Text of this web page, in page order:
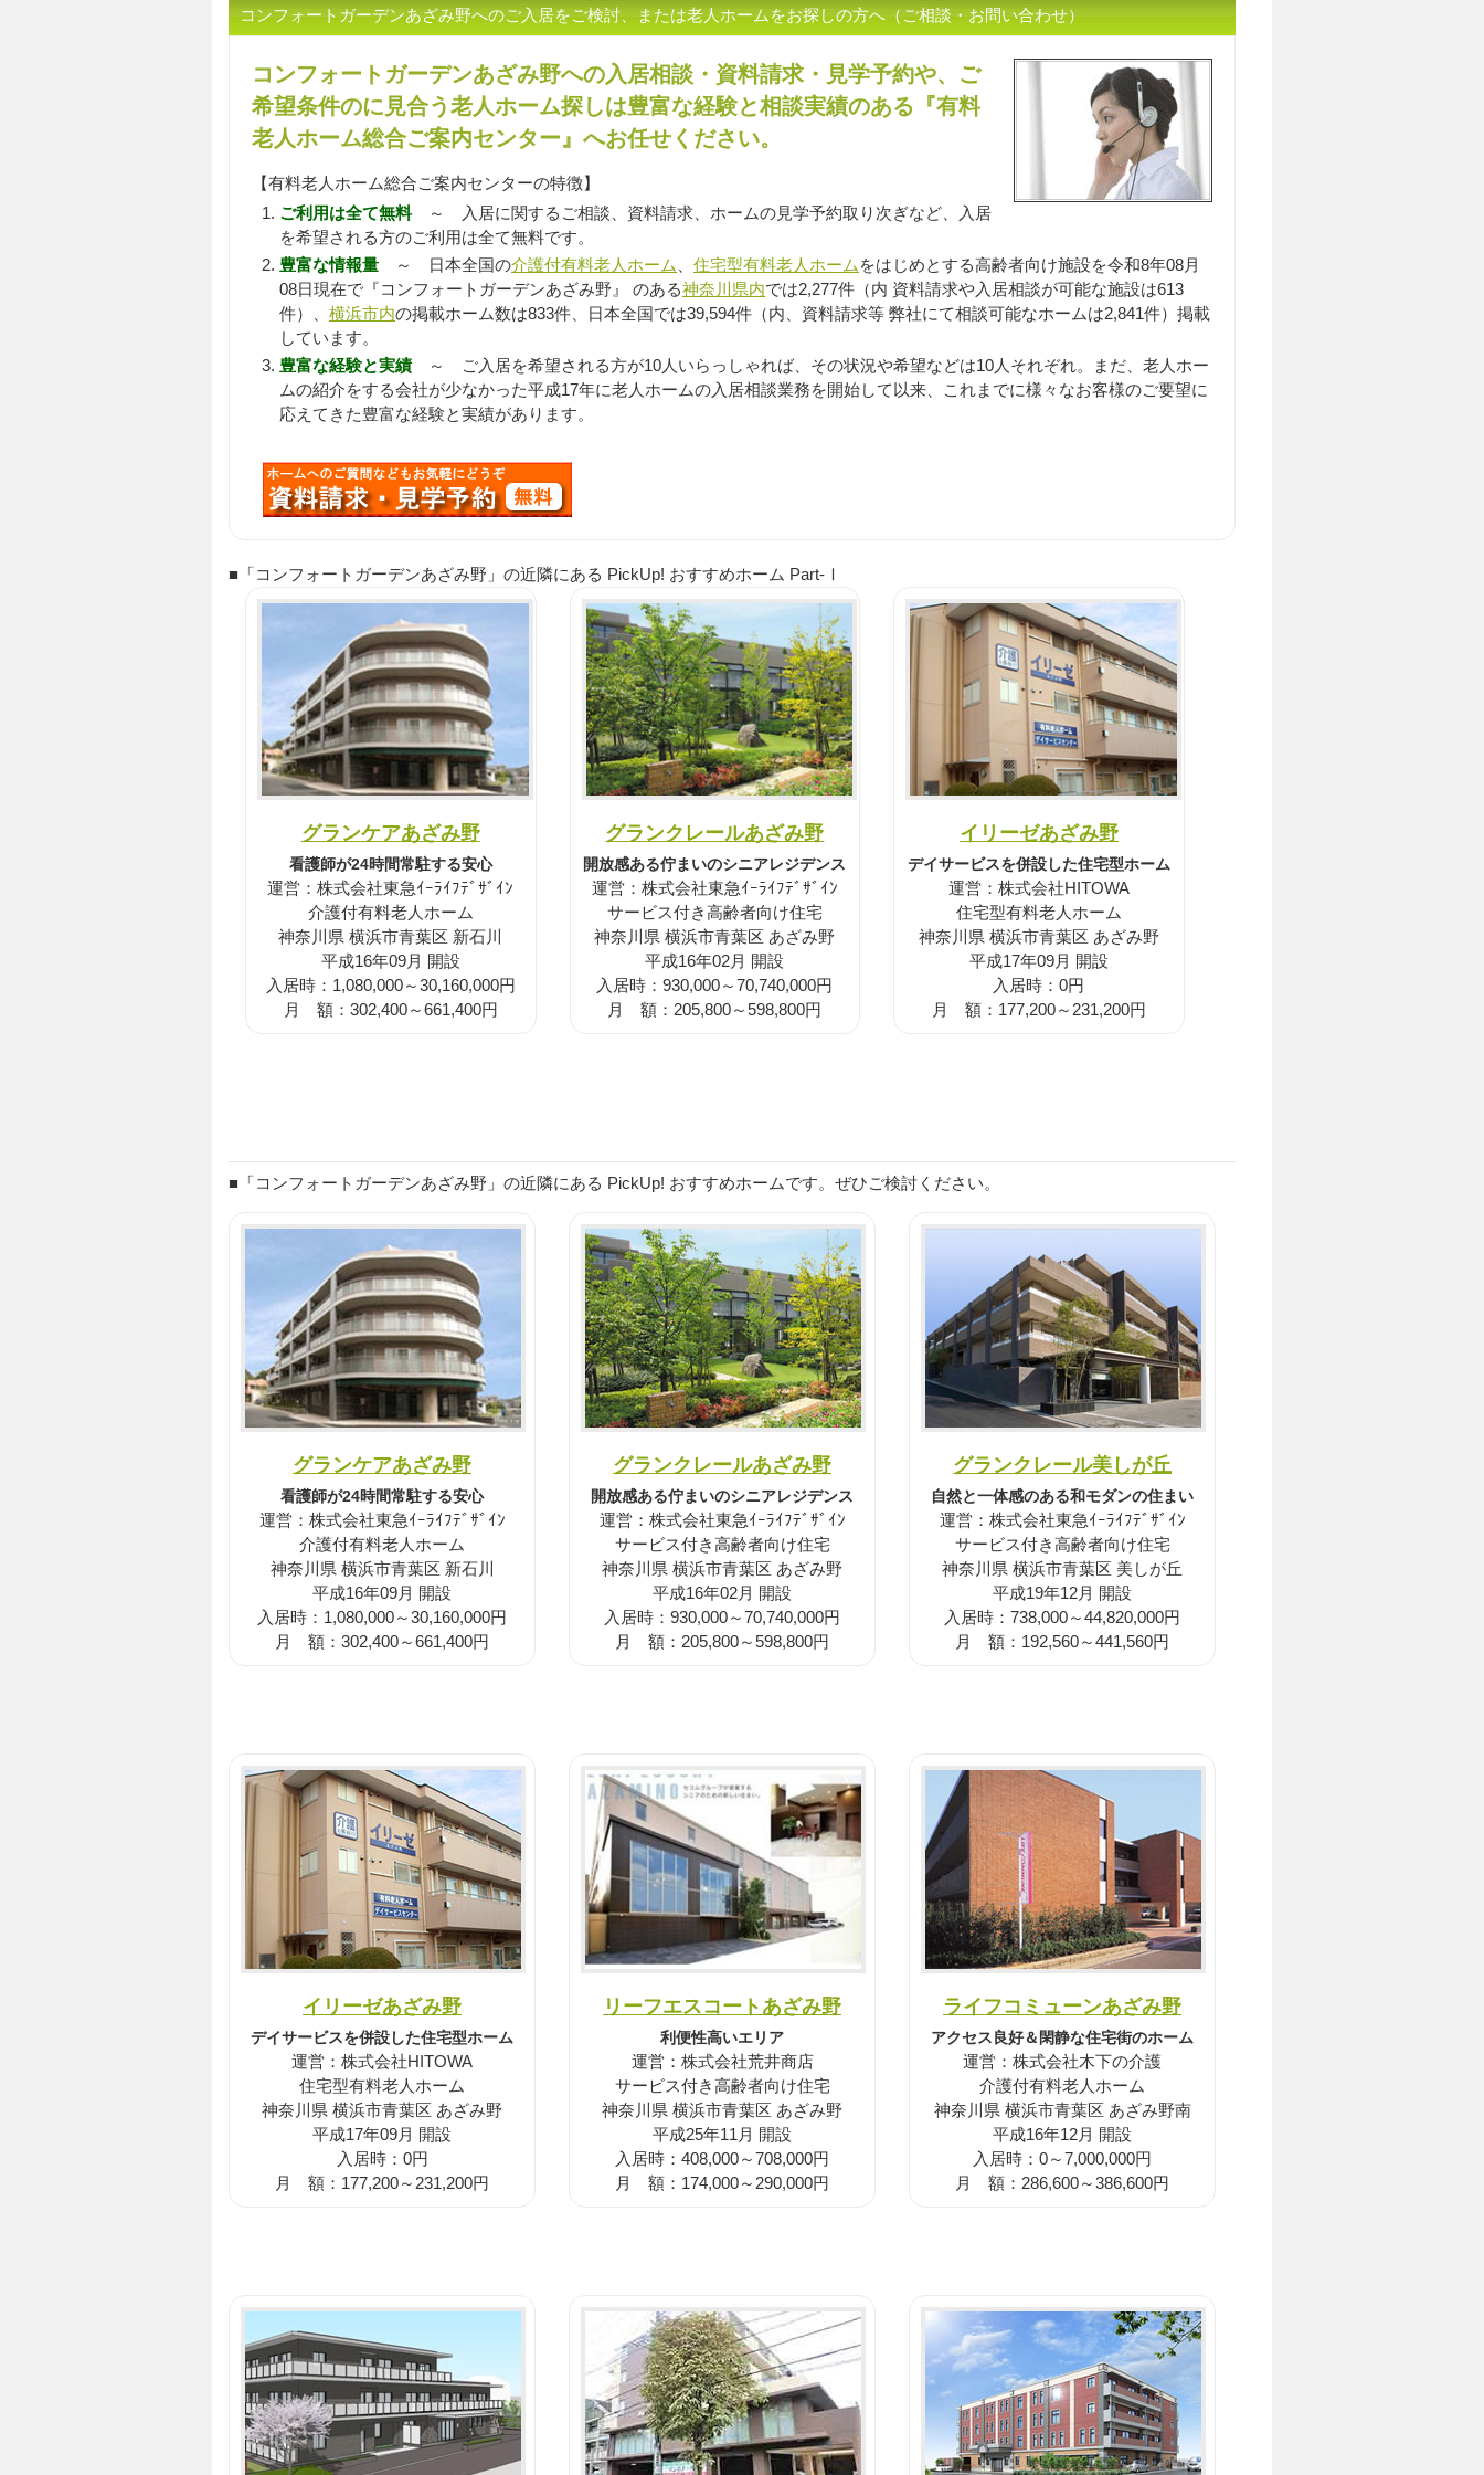
コンフォートガーデンあざみ野へのご入居をご検討、または老人ホームをお探しの方へ（ご相談・お問い合わせ）
コンフォートガーデンあざみ野への入居相談・資料請求・見学予約や、ご
希望条件のに見合う老人ホーム探しは豊富な経験と相談実績のある『有料
老人ホーム総合ご案内センター』へお任せください。
【有料老人ホーム総合ご案内センターの特徴】
ご利用は全て無料～ 入居に関するご相談、資料請求、ホームの見学予約取り次ぎなど、入居
を希望される方のご利用は全て無料です。
豊富な情報量 ～ 日本全国の介護付有料老人ホーム 住宅型有料老人ホーム をはじめとする高齢者向け施設を令和8年08月
08日現在で『コンフォートガーデンあざみ野』 のある神奈川県内では2,277件（内 資料請求や入居相談が可能な施設は613
件）、 横浜市内の掲載ホーム数は833件、日本全国では39,594件（内、資料請求等 弊社にて相談可能なホームは2,841件）掲載
しています。
豊富な経験と実績～ ご入居を希望される方が10人いらっしゃれば、その状況や希望などは10人それぞれ。まだ、老人ホー
ムの紹介をする会社が少なかった平成17年に老人ホームの入居相談業務を開始して以来、これまでに様々なお客様のご要望に
応えてきた豊富な経験と実績があります。
■「コンフォートガーデンあざみ野」の近隣にある PickUp! おすすめホーム Part-Ⅰ
グランケアあざみ野
看護師が24時間常駐する安心
運営：株式会社東急ｲｰﾗｲﾌﾃﾞｻﾞｲﾝ
介護付有料老人ホーム
神奈川県 横浜市青葉区 新石川
平成16年09月 開設
入居時：1,080,000～30,160,000円
月 額：302,400～661,400円
グランクレールあざみ野
開放感ある佇まいのシニアレジデンス
運営：株式会社東急ｲｰﾗｲﾌﾃﾞｻﾞｲﾝ
サービス付き高齢者向け住宅
神奈川県 横浜市青葉区 あざみ野
平成16年02月 開設
入居時：930,000～70,740,000円
月 額：205,800～598,800円
イリーゼあざみ野
デイサービスを併設した住宅型ホーム
運営：株式会社HITOWA
住宅型有料老人ホーム
神奈川県 横浜市青葉区 あざみ野
平成17年09月 開設
入居時：0円
月 額：177,200～231,200円
■「コンフォートガーデンあざみ野」の近隣にある PickUp! おすすめホームです。ぜひご検討ください。
グランケアあざみ野
看護師が24時間常駐する安心
運営：株式会社東急ｲｰﾗｲﾌﾃﾞｻﾞｲﾝ
介護付有料老人ホーム
神奈川県 横浜市青葉区 新石川
平成16年09月 開設
入居時：1,080,000～30,160,000円
月 額：302,400～661,400円
グランクレールあざみ野
開放感ある佇まいのシニアレジデンス
運営：株式会社東急ｲｰﾗｲﾌﾃﾞｻﾞｲﾝ
サービス付き高齢者向け住宅
神奈川県 横浜市青葉区 あざみ野
平成16年02月 開設
入居時：930,000～70,740,000円
月 額：205,800～598,800円
グランクレール美しが丘
自然と一体感のある和モダンの住まい
運営：株式会社東急ｲｰﾗｲﾌﾃﾞｻﾞｲﾝ
サービス付き高齢者向け住宅
神奈川県 横浜市青葉区 美しが丘
平成19年12月 開設
入居時：738,000～44,820,000円
月 額：192,560～441,560円
イリーゼあざみ野
デイサービスを併設した住宅型ホーム
運営：株式会社HITOWA
住宅型有料老人ホーム
神奈川県 横浜市青葉区 あざみ野
平成17年09月 開設
入居時：0円
月 額：177,200～231,200円
リーフエスコートあざみ野
利便性高いエリア
運営：株式会社荒井商店
サービス付き高齢者向け住宅
神奈川県 横浜市青葉区 あざみ野
平成25年11月 開設
入居時：408,000～708,000円
月 額：174,000～290,000円
ライフコミューンあざみ野
アクセス良好＆閑静な住宅街のホーム
運営：株式会社木下の介護
介護付有料老人ホーム
神奈川県 横浜市青葉区 あざみ野南
平成16年12月 開設
入居時：0～7,000,000円
月 額：286,600～386,600円